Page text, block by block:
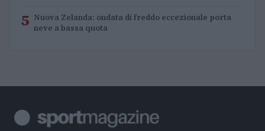
5 Nuova Zelanda: ondata di freddo eccezionale porta
neve a bassa quota